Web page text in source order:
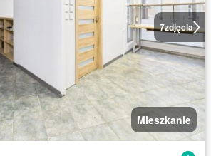
7zdjęcia
Mieszkanie